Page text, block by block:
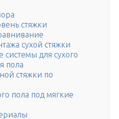
стяжки
сухой стяжки
системы для сухого
пола
стяжки по
пола под мягкие